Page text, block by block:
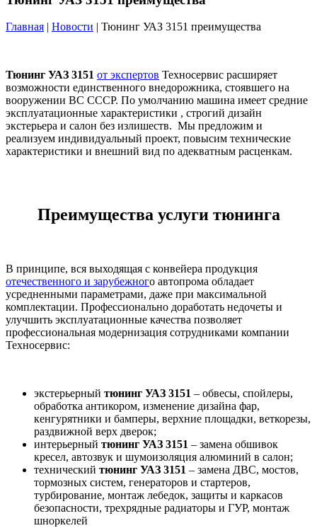
Главная | Новости | Тюнинг УАЗ 3151 преимущества
Тюнинг УАЗ 3151 от экспертов Техносервис расширяет
возможности единственного внедорожника, стоявшего на
вооружении ВС СССР. По умолчанию машина имеет средние
эксплуатационные характеристики , строгий дизайн
экстерьера и салон без излишеств. Мы предложим и
реализуем индивидуальный проект, повысим технические
характеристики и внешний вид по адекватным расценкам.
Преимущества услуги тюнинга
В принципе, вся выходящая с конвейера продукция
отечественного и зарубежного автопрома обладает
усредненными параметрами, даже при максимальной
комплектации. Профессионально доработать недочеты и
улучшить эксплуатационные качества позволяет
профессиональная модернизация сотрудниками компании
Техносервис:
экстерьерный тюнинг УАЗ 3151 – обвесы, спойлеры,
обработка антикором, изменение дизайна фар,
кенгурятники и бамперы, верхние площадки, веткорезы,
раздвижной верх дверок;
интерьерный тюнинг УАЗ 3151 – замена обшивок
кресел, автозвук и шумоизоляция алюминий в салон;
технический тюнинг УАЗ 3151 – замена ДВС, мостов,
тормозных систем, генераторов и стартеров,
турбирование, монтаж лебедок, защиты и каркасов
безопасности, трехрядные радиаторы и ГУР, монтаж
шноркелей